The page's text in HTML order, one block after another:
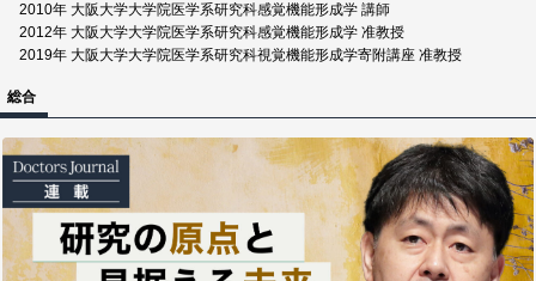
2010年 大阪大学大学院医学系研究科感覚機能形成学 講師
2012年 大阪大学大学院医学系研究科感覚機能形成学 准教授
2019年 大阪大学大学院医学系研究科視覚機能形成学寄附講座 准教授
総合